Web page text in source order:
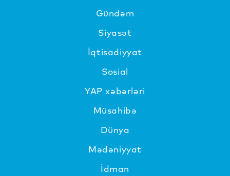
Gündəm
Siyasət
İqtisadiyyat
Sosial
YAP xəbərləri
Müsahibə
Dünya
Mədəniyyat
İdman